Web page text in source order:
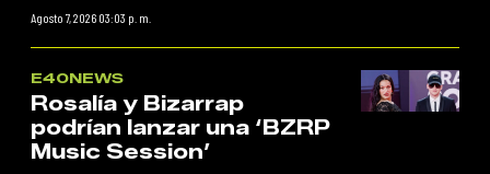
Agosto 7, 2026 03:03 p. m.
E40NEWS
Rosalía y Bizarrap
podrían lanzar una ‘BZRP
Music Session’